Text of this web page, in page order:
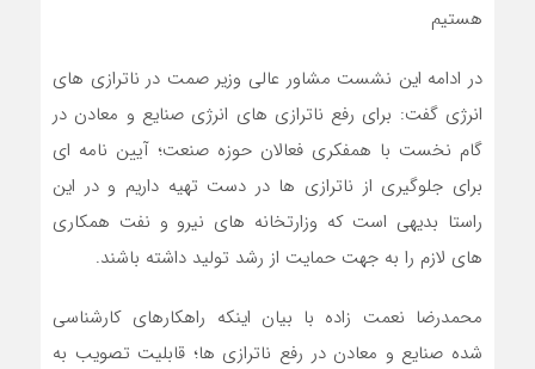
هستیم
در ادامه این نشست مشاور عالی وزیر صمت در ناترازی های
انرژی گفت: برای رفع ناترازی های انرژی صنایع و معادن در
گام نخست با همفکری فعالان حوزه صنعت؛ آیین نامه ای
برای جلوگیری از ناترازی ها در دست تهیه داریم و در این
راستا بدیهی است که وزارتخانه های نیرو و نفت همکاری
های لازم را به جهت حمایت از رشد تولید داشته باشند.
محمدرضا نعمت زاده با بیان اینکه راهکارهای کارشناسی
شده صنایع و معادن در رفع ناترازی ها؛ قابلیت تصویب به